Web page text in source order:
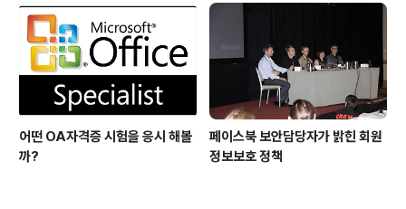
어떤 OA자격증 시험을 응시 해볼
까?
페이스북 보안담당자가 밝힌 회원
정보보호 정책